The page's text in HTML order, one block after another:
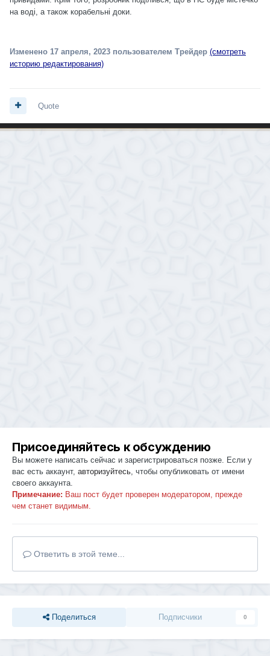
на воді, а також корабельні доки.
Изменено 17 апреля, 2023 пользователем Трейдер (смотреть
историю редактирования)
Quote
Присоединяйтесь к обсуждению
Вы можете написать сейчас и зарегистрироваться позже. Если у
вас есть аккаунт, авторизуйтесь , чтобы опубликовать от имени
своего аккаунта.
Примечание: Ваш пост будет проверен модератором, прежде
чем станет видимым.
Ответить в этой теме...
Поделиться Подписчики 0